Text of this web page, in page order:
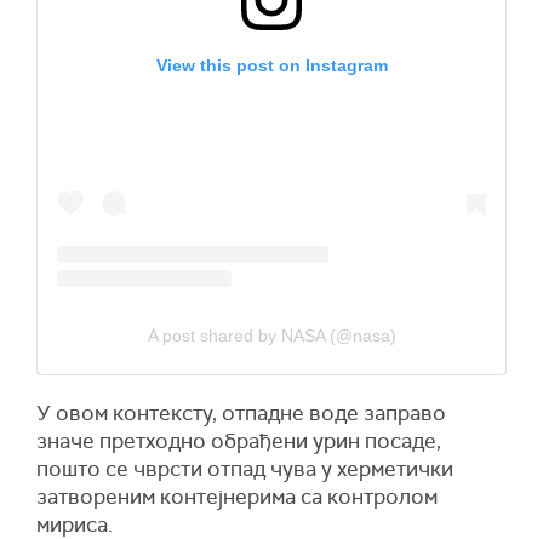
View this post on Instagram
A post shared by NASA (@nasa)
У овом контексту, отпадне воде заправо
значе претходно обрађени урин посаде,
пошто се чврсти отпад чува у херметички
затвореним контејнерима са контролом
мириса.